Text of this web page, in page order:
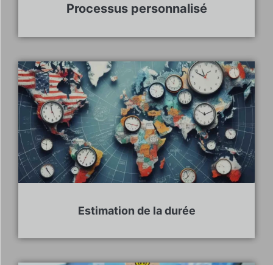
Processus personnalisé
Estimation de la durée